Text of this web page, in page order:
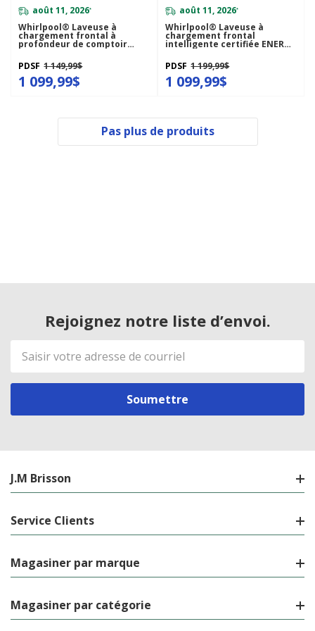
août 11, 2026*
Whirlpool® Laveuse à
chargement frontal à
profondeur de comptoir
avec commandes intuitives -
5.0 pi cu C.E.I. WFW560CHW
PDSF 1 149,99$
1 099,99$
août 11, 2026*
Whirlpool® Laveuse à
chargement frontal
intelligente certifiée ENERGY
STAR® avec système de
ventilation FreshFlow™ de
5.2 pi cu C.E.I. WFW5720RW
PDSF 1 199,99$
1 099,99$
Pas plus de produits
Rejoignez notre liste d’envoi.
Adresse
de
courriel
J.M Brisson
Service Clients
Magasiner par marque
Magasiner par catégorie